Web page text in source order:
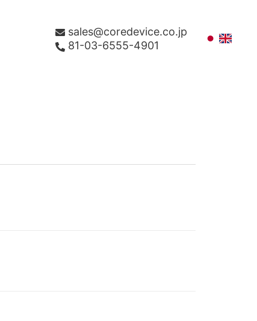
sales@coredevice.co.jp
81-03-6555-4901